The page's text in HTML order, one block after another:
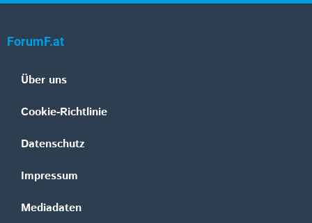
ForumF.at
Über uns
Cookie-Richtlinie
Datenschutz
Impressum
Mediadaten